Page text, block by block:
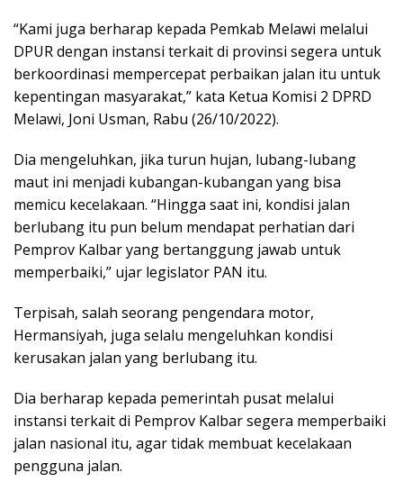
“Kami juga berharap kepada Pemkab Melawi melalui
DPUR dengan instansi terkait di provinsi segera untuk
berkoordinasi mempercepat perbaikan jalan itu untuk
kepentingan masyarakat,” kata Ketua Komisi 2 DPRD
Melawi, Joni Usman, Rabu (26/10/2022).
Dia mengeluhkan, jika turun hujan, lubang-lubang
maut ini menjadi kubangan-kubangan yang bisa
memicu kecelakaan. “Hingga saat ini, kondisi jalan
berlubang itu pun belum mendapat perhatian dari
Pemprov Kalbar yang bertanggung jawab untuk
memperbaiki,” ujar legislator PAN itu.
Terpisah, salah seorang pengendara motor,
Hermansiyah, juga selalu mengeluhkan kondisi
kerusakan jalan yang berlubang itu.
Dia berharap kepada pemerintah pusat melalui
instansi terkait di Pemprov Kalbar segera memperbaiki
jalan nasional itu, agar tidak membuat kecelakaan
pengguna jalan.